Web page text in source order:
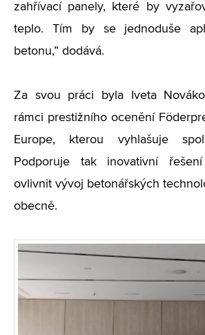
zahřívací panely, které by
teplo. Tím by se jednoduše
betonu,” dodává.
Za svou práci byla Iveta
rámci prestižního ocenění
Europe, kterou vyhlašuje
Podporuje tak inovativní
ovlivnit vývoj betonářských
obecně.